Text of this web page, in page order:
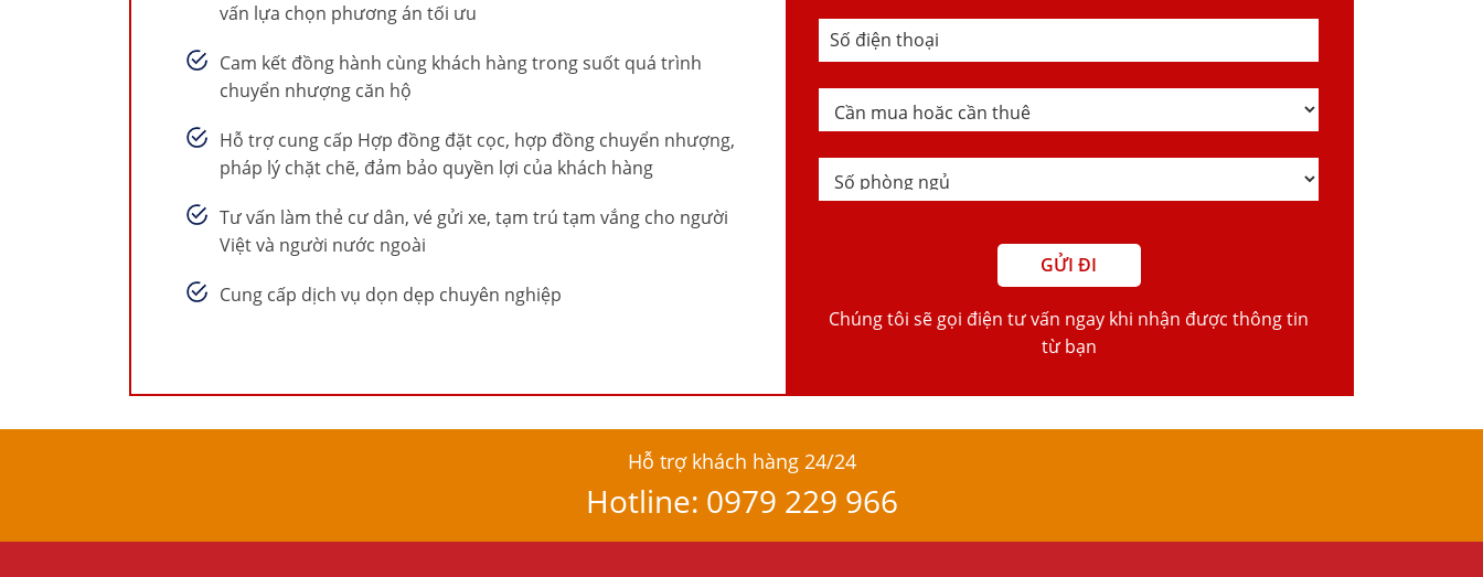
vấn lựa chọn phương án tối ưu
Cam kết đồng hành cùng khách hàng trong suốt quá trình
chuyển nhượng căn hộ
Hỗ trợ cung cấp Hợp đồng đặt cọc, hợp đồng chuyển nhượng,
pháp lý chặt chẽ, đảm bảo quyền lợi của khách hàng
Tư vấn làm thẻ cư dân, vé gửi xe, tạm trú tạm vắng cho người
Việt và người nước ngoài
Cung cấp dịch vụ dọn dẹp chuyên nghiệp
Chúng tôi sẽ gọi điện tư vấn ngay khi nhận được thông tin
từ bạn
Hỗ trợ khách hàng 24/24
Hotline: 0979 229 966